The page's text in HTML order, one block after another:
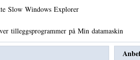
Slow Windows Explorer
tilleggsprogrammer på Min datamaskin